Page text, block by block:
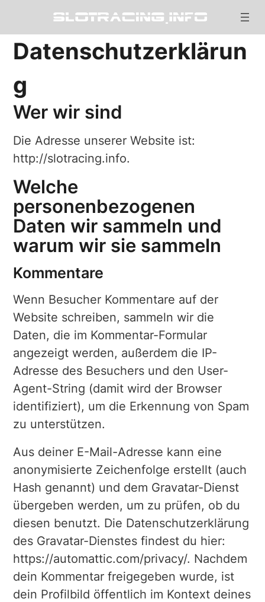
Datenschutzerklärun
g
Wer wir sind
Die Adresse unserer Website ist:
http://slotracing.info.
Welche
personenbezogenen
Daten wir sammeln und
warum wir sie sammeln
Kommentare
Wenn Besucher Kommentare auf der
Website schreiben, sammeln wir die
Daten, die im Kommentar-Formular
angezeigt werden, außerdem die IP-
Adresse des Besuchers und den User-
Agent-String (damit wird der Browser
identifiziert), um die Erkennung von Spam
zu unterstützen.
Aus deiner E-Mail-Adresse kann eine
anonymisierte Zeichenfolge erstellt (auch
Hash genannt) und dem Gravatar-Dienst
übergeben werden, um zu prüfen, ob du
diesen benutzt. Die Datenschutzerklärung
des Gravatar-Dienstes findest du hier:
https://automattic.com/privacy/. Nachdem
dein Kommentar freigegeben wurde, ist
dein Profilbild öffentlich im Kontext deines